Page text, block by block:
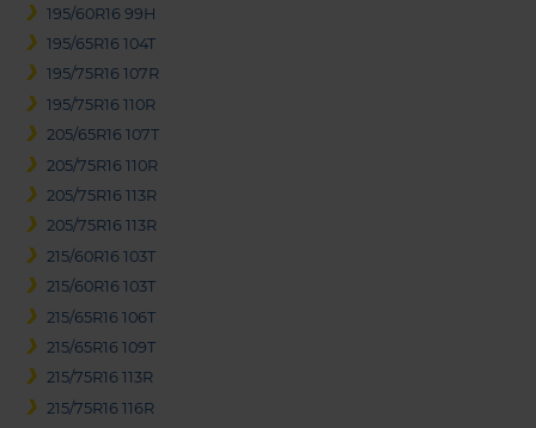
195/60R16 99H
195/65R16 104T
195/75R16 107R
195/75R16 110R
205/65R16 107T
205/75R16 110R
205/75R16 113R
205/75R16 113R
215/60R16 103T
215/60R16 103T
215/65R16 106T
215/65R16 109T
215/75R16 113R
215/75R16 116R